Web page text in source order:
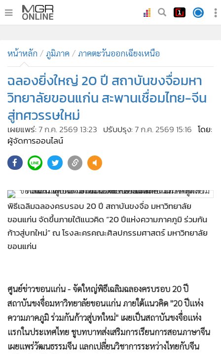
• ทันเหตุการณ์
• ภาคใต้
• ภูมิภาค
• Online Section
• บันเทิง
• ผู้จัดการรายวัน
• คอลัมนิสต์
• ละคร
• Cyber BIZ
• ผู้จัดกวน
• Good health & Well-being
• Green Innovation & SD
• Management & HR
Infographic
• การเมือง
• ท่องเที่ยว
• กีฬา
• ต่างประเทศ
หน้าหลัก ภูมิภาค ภาคตะวันออกเฉียงเหนือ
ฉลองยิ่งใหญ่ 20 ปี สถาบันขงจื่อมหา
วิทยาลัยขอนแก่น สะพานเชื่อมไทย-จีน
สู่ทศวรรษใหม่
เผยแพร่:7 ก.ค. 2569 13:23 ปรับปรุง:7 ก.ค. 2569 15:16 โดย:
ผู้จัดการออนไลน์
พิธีเฉลิมฉลองครบรอบ 20 ปี สถาบันขงจื่อ มหาวิทยาลัย
ขอนแก่น จัดขึ้นภายใต้แนวคิด “20 ปีแห่งความภาคภูมิ ร่วมกัน
ก้าวสู่บทใหม่” ณ โรงละครคณะศิลปกรรมศาสตร์ มหาวิทยาลัย
ขอนแก่น
ศูนย์ข่าวขอนแก่น - จัดใหญ่พิธีเฉลิมฉลองครบรอบ 20 ปี
สถาบันขงจื่อมหาวิทยาลัยขอนแก่น ภายใต้แนวคิด "20 ปีแห่ง
ความภาคภูมิ ร่วมกันก้าวสู่บทใหม่" เผยเป็นสถาบันขงจื่อแห่ง
แรกในประเทศไทย ชูบทบาทส่งเสริมการเรียนการสอนภาษาจีน
เผยแพร่วัฒนธรรมจีน แลกเปลี่ยนวิชาการระหว่างไทยกับจีน